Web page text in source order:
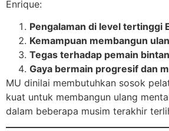
Enrique:
Pengalaman di level tertinggi
Kemampuan membangun
Tegas terhadap pemain
Gaya bermain progresif dan
MU dinilai membutuhkan sosok
kuat untuk membangun ulang
dalam beberapa musim terakhir